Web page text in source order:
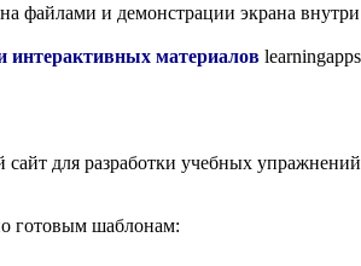
файлами и демонстрации экрана
интерактивных материалов
для разработки учебных
готовым шаблонам: